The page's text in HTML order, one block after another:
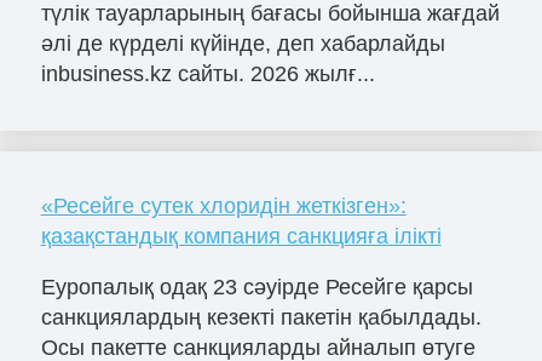
түлік тауарларының бағасы бойынша жағдай
әлі де күрделі күйінде, деп хабарлайды
inbusiness.kz сайты. 2026 жылғ...
«Ресейге сутек хлоридін жеткізген»:
қазақстандық компания санкцияға ілікті
Еуропалық одақ 23 сәуірде Ресейге қарсы
санкциялардың кезекті пакетін қабылдады.
Осы пакетте санкцияларды айналып өтуге